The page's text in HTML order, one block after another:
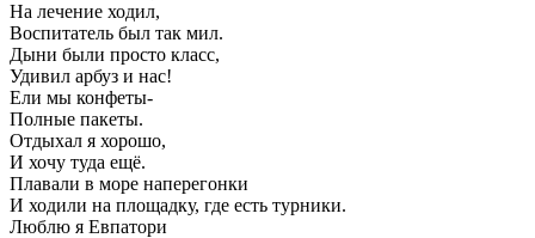
На лечение ходил,
Воспитатель был так мил.
Дыни были просто класс,
Удивил арбуз и нас!
Ели мы конфеты-
Полные пакеты.
Отдыхал я хорошо,
И хочу туда ещё.
Плавали в море наперегонки
И ходили на площадку, где есть турники.
Люблю я Евпатори